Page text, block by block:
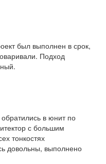
был выполнен в срок,
Подход
в юнит по
с большим
тонкостях
довольны, выполнено